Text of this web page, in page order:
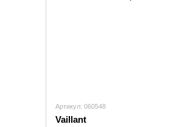
Артикул: 060548
Vaillant